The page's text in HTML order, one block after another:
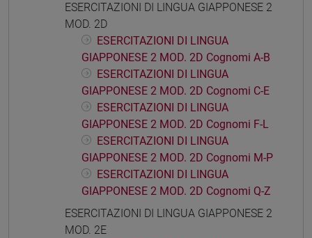
ESERCITAZIONI DI LINGUA GIAPPONESE 2
MOD. 2D
ESERCITAZIONI DI LINGUA
GIAPPONESE 2 MOD. 2D Cognomi A-B
ESERCITAZIONI DI LINGUA
GIAPPONESE 2 MOD. 2D Cognomi C-E
ESERCITAZIONI DI LINGUA
GIAPPONESE 2 MOD. 2D Cognomi F-L
ESERCITAZIONI DI LINGUA
GIAPPONESE 2 MOD. 2D Cognomi M-P
ESERCITAZIONI DI LINGUA
GIAPPONESE 2 MOD. 2D Cognomi Q-Z
ESERCITAZIONI DI LINGUA GIAPPONESE 2
MOD. 2E